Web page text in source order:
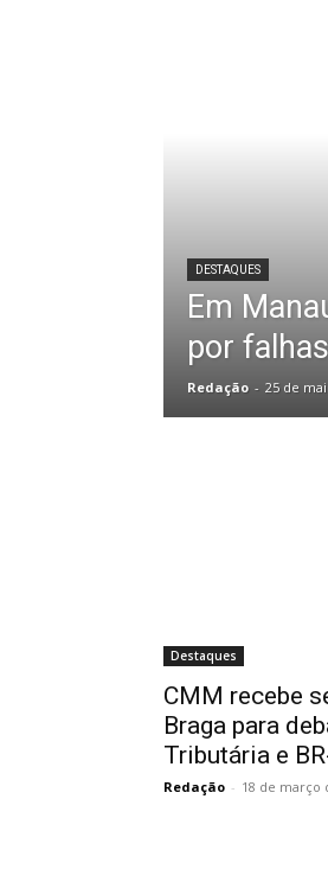
DESTAQUES
Em
por
Redação - 25 de
Destaques
CMM recebe
Braga para
Tributária e
Redação - 18 de março